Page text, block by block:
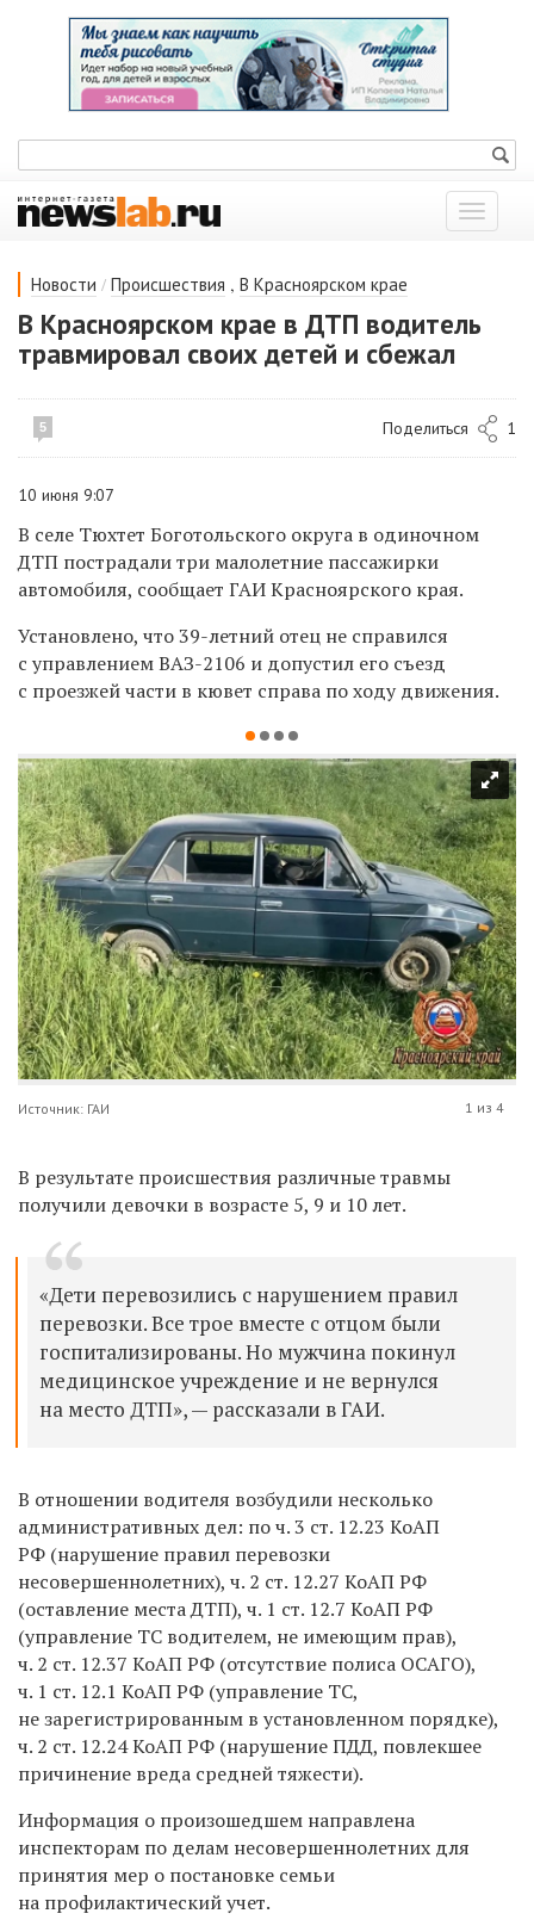
Показать
меню
Новости / Происшествия , В Красноярском крае
В Красноярском крае в ДТП водитель
травмировал своих детей и сбежал
5 Поделиться 1
10 июня 9:07
В селе Тюхтет Боготольского округа в одиночном
ДТП пострадали три малолетние пассажирки
автомобиля, сообщает ГАИ Красноярского края.
Установлено, что 39-летний отец не справился
с управлением ВАЗ-2106 и допустил его съезд
с проезжей части в кювет справа по ходу движения.
Источник: ГАИ 1 из 4
В результате происшествия различные травмы
получили девочки в возрасте 5, 9 и 10 лет.
«Дети перевозились с нарушением правил
перевозки. Все трое вместе с отцом были
госпитализированы. Но мужчина покинул
медицинское учреждение и не вернулся
на место ДТП», — рассказали в ГАИ.
В отношении водителя возбудили несколько
административных дел: по ч. 3 ст. 12.23 КоАП
РФ (нарушение правил перевозки
несовершеннолетних), ч. 2 ст. 12.27 КоАП РФ
(оставление места ДТП), ч. 1 ст. 12.7 КоАП РФ
(управление ТС водителем, не имеющим прав),
ч. 2 ст. 12.37 КоАП РФ (отсутствие полиса ОСАГО),
ч. 1 ст. 12.1 КоАП РФ (управление ТС,
не зарегистрированным в установленном порядке),
ч. 2 ст. 12.24 КоАП РФ (нарушение ПДД, повлекшее
причинение вреда средней тяжести).
Информация о произошедшем направлена
инспекторам по делам несовершеннолетних для
принятия мер о постановке семьи
на профилактический учет.